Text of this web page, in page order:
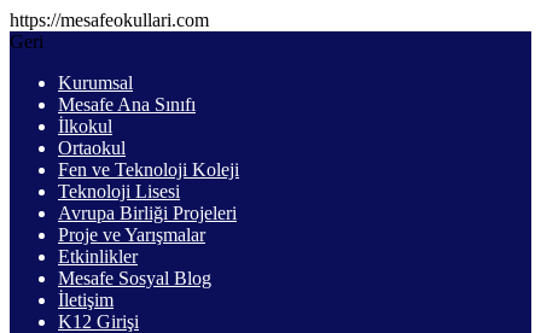
https://mesafeokullari.com
Geri
Kurumsal
Mesafe Ana Sınıfı
İlkokul
Ortaokul
Fen ve Teknoloji Koleji
Teknoloji Lisesi
Avrupa Birliği Projeleri
Proje ve Yarışmalar
Etkinlikler
Mesafe Sosyal Blog
İletişim
K12 Girişi